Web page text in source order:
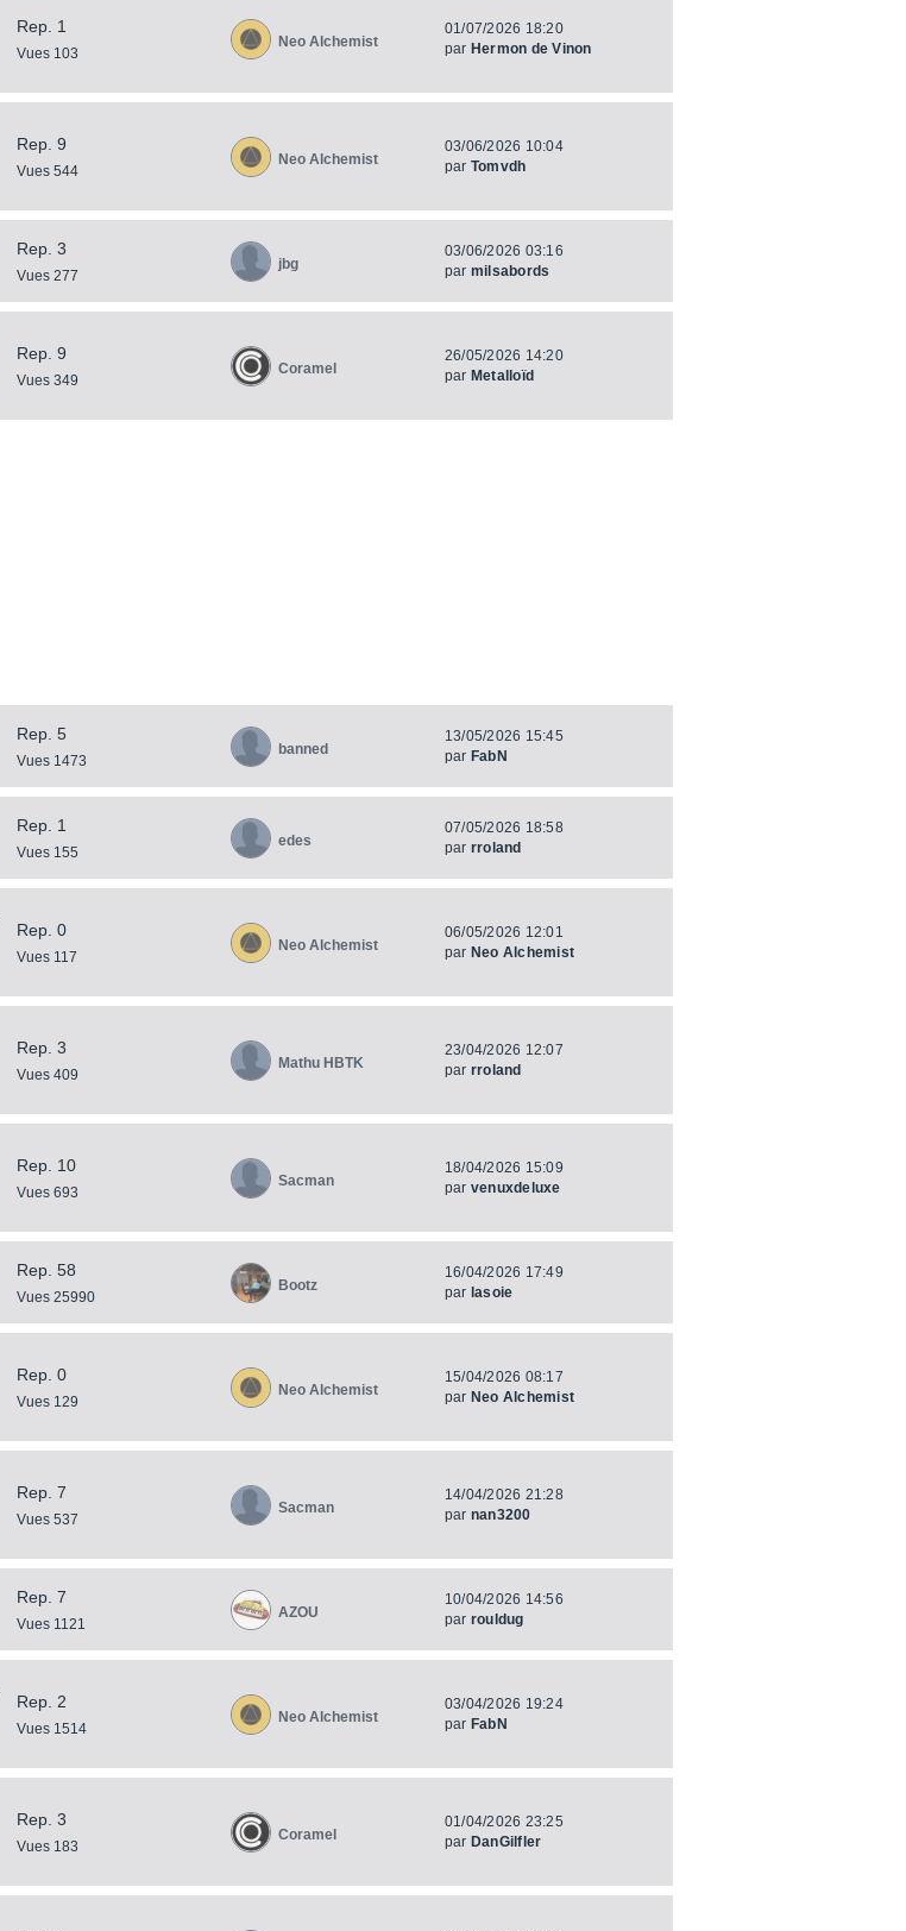
Rep. 1
Vues 103
Neo Alchemist
01/07/2026 18:20
par Hermon de Vinon
Rep. 9
Vues 544
Neo Alchemist
03/06/2026 10:04
par Tomvdh
Rep. 3
Vues 277
jbg
03/06/2026 03:16
par milsabords
Rep. 9
Vues 349
Coramel
26/05/2026 14:20
par Metalloïd
Rep. 5
Vues 1473
banned
13/05/2026 15:45
par FabN
Rep. 1
Vues 155
edes
07/05/2026 18:58
par rroland
Rep. 0
Vues 117
Neo Alchemist
06/05/2026 12:01
par Neo Alchemist
Rep. 3
Vues 409
Mathu HBTK
23/04/2026 12:07
par rroland
Rep. 10
Vues 693
Sacman
18/04/2026 15:09
par venuxdeluxe
Rep. 58
Vues 25990
Bootz
16/04/2026 17:49
par lasoie
Rep. 0
Vues 129
Neo Alchemist
15/04/2026 08:17
par Neo Alchemist
Rep. 7
Vues 537
Sacman
14/04/2026 21:28
par nan3200
Rep. 7
Vues 1121
AZOU
10/04/2026 14:56
par rouldug
Rep. 2
Vues 1514
Neo Alchemist
03/04/2026 19:24
par FabN
Rep. 3
Vues 183
Coramel
01/04/2026 23:25
par DanGilfler